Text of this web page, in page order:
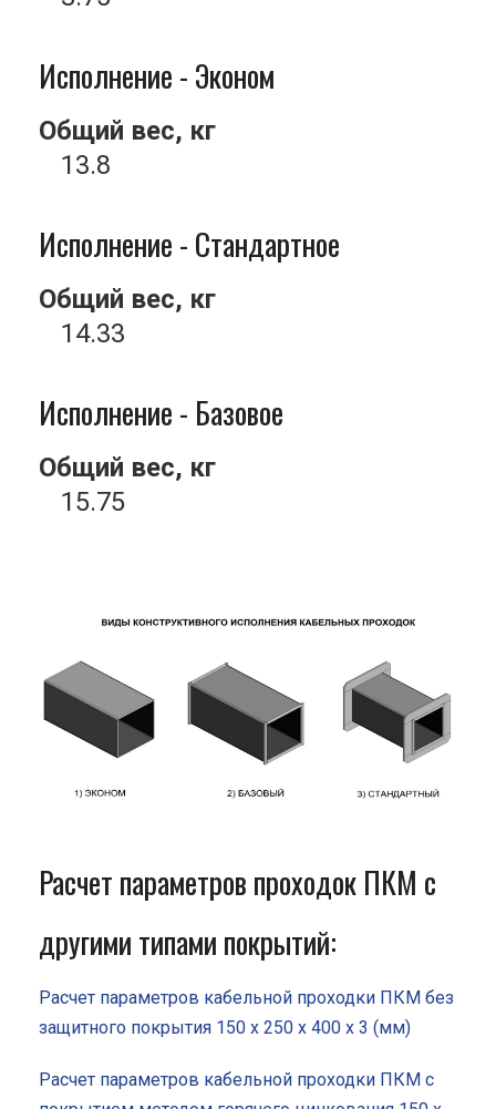
Исполнение - Эконом
Общий вес, кг
13.8
Исполнение - Стандартное
Общий вес, кг
14.33
Исполнение - Базовое
Общий вес, кг
15.75
Расчет параметров проходок ПКМ с
другими типами покрытий:
Расчет параметров кабельной проходки ПКМ без
защитного покрытия 150 x 250 x 400 x 3 (мм)
Расчет параметров кабельной проходки ПКМ с